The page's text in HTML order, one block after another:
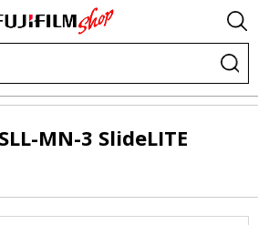
SLL-MN-3 SlideLITE